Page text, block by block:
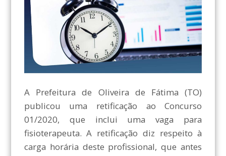
A Prefeitura de Oliveira de Fátima (TO)
publicou uma retificação ao Concurso
01/2020, que inclui uma vaga para
fisioterapeuta. A retificação diz respeito à
carga horária deste profissional, que antes